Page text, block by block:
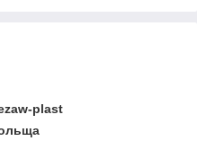
plast